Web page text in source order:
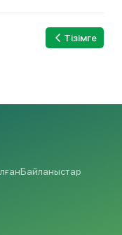
Тізімге
Байланыстар